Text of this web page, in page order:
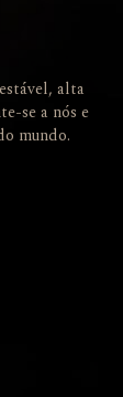
alta
se a nós e
mundo.